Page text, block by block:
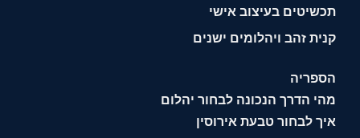
תכשיטים בעיצוב אישי
קנית זהב ויהלומים ישנים
הספריה
מהי הדרך הנכונה לבחור יהלום
איך לבחור טבעת אירוסין